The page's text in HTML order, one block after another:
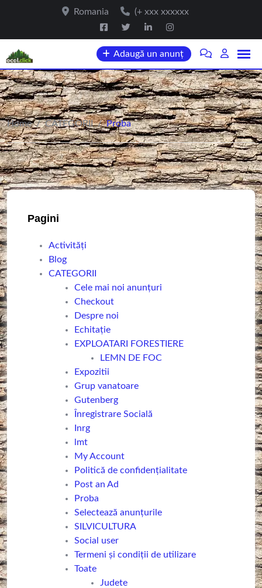
Romania (+ xxx xxxxxx
Adaugă un anunț
Home / CATEGORII / Proba
Pagini
Activități
Blog
CATEGORII
Cele mai noi anunțuri
Checkout
Despre noi
Echitație
EXPLOATARI FORESTIERE
LEMN DE FOC
Expozitii
Grup vanatoare
Gutenberg
Înregistrare Socială
Inrg
lmt
My Account
Politică de confidențialitate
Post an Ad
Proba
Selectează anunțurile
SILVICULTURA
Social user
Termeni și condiții de utilizare
Toate
Judete